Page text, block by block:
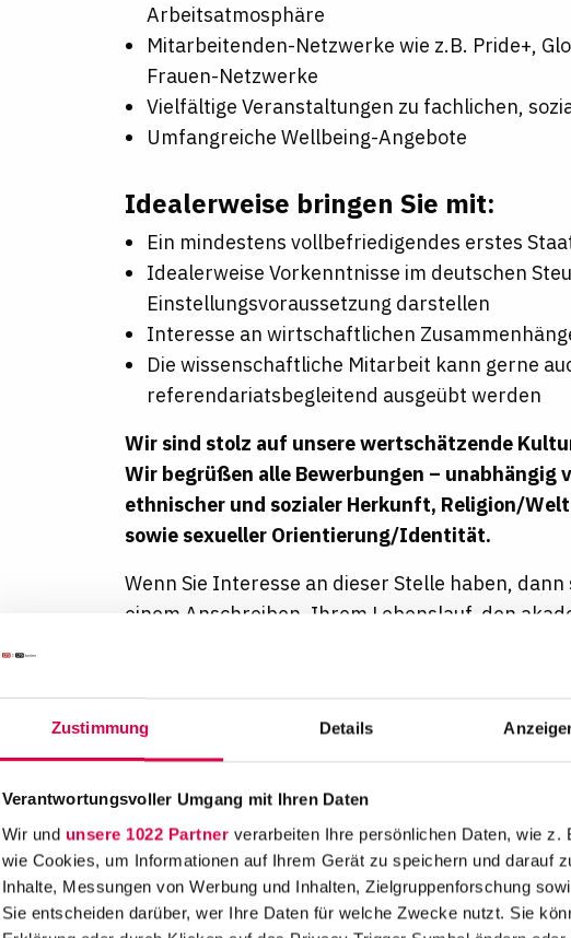
Zustimmung Details
Verantwortungsvoller Umgang mit Ihren Daten
Wir und unsere 1022 Partner verarbeiten Ihre persönlichen Daten, wie
wie Cookies, um Informationen auf Ihrem Gerät zu speichern und darauf
Inhalte, Messungen von Werbung und Inhalten, Zielgruppenforschung
Sie entscheiden darüber, wer Ihre Daten für welche Zwecke nutzt. Sie
Arbeitsatmosphäre
Mitarbeitenden-Netzwerke wie z.B. Pride+,
Frauen-Netzwerke
Vielfältige Veranstaltungen zu fachlichen,
Umfangreiche Wellbeing-Angebote
Idealerweise bringen Sie mit:
Ein mindestens vollbefriedigendes erstes
Idealerweise Vorkenntnisse im deutschen
Einstellungsvoraussetzung darstellen
Interesse an wirtschaftlichen
Die wissenschaftliche Mitarbeit kann gerne
referendariatsbegleitend ausgeübt werden
Wir sind stolz auf unsere wertschätzende
Wir begrüßen alle Bewerbungen – unabhängig
ethnischer und sozialer Herkunft, Religion/
sowie sexueller Orientierung/Identität.
Wenn Sie Interesse an dieser Stelle haben,
einem Anschreiben, Ihrem Lebenslauf, den
Abiturzeugnis und Arbeitszeugnissen falls
Haben Sie Fragen zu dieser
gerne weiter.
Benefits